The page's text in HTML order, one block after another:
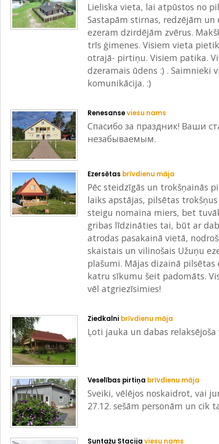
Lieliska vieta, lai atpūstos no
Sastapām stirnas, redzējām
ezeram dzirdējām zvērus.
trīs ģimenes. Visiem vieta
otrajā- pirtiņu. Visiem patika.
dzeramais ūdens :) . Saimnieki
komunikācija. :)
Renesanseviesu nams
Спасибо за праздник! Ваши
незабываемым.
Ezersētas brīvdienu māja
Pēc steidzīgās un trokšņainās
laiks apstājas, pilsētas
steigu nomaina miers, bet
gribas līdzināties tai, būt ar
atrodas pasakainā vietā,
skaistais un vilinošais Užuņu
plašumi. Mājas dizainā
katru sīkumu šeit padomāts.
vēl atgriezīsimies!
Ziedkalni brīvdienu māja
Ļoti jauka un dabas
Veselības pirtiņa brīvdienu māja
Sveiki, vēlējos noskaidrot, vai
27.12. sešām personām un cik
Suntažu Stacija viesu nams